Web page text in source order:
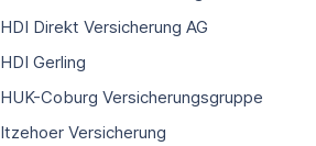
HDI Direkt Versicherung AG
HDI Gerling
HUK-Coburg Versicherungsgruppe
Itzehoer Versicherung